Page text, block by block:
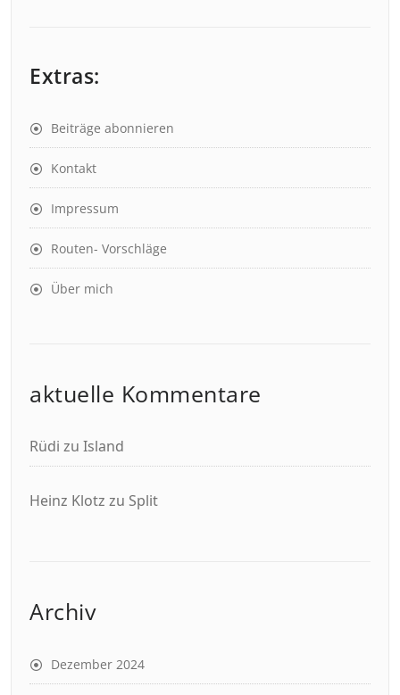
Extras:
Beiträge abonnieren
Kontakt
Impressum
Routen- Vorschläge
Über mich
aktuelle Kommentare
Rüdi zu Island
Heinz Klotz zu Split
Archiv
Dezember 2024